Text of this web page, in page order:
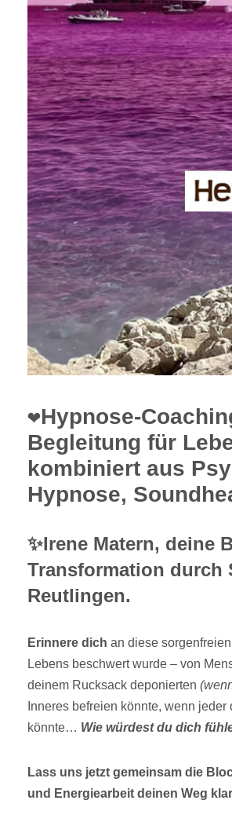
❤️Hypnose-
Begleitung für
kombiniert aus
Hypnose,
✨Irene Matern, deine
Transformation durch
Reutlingen.
Erinnere dich an diese
Lebens beschwert wurde – von
deinem Rucksack deponierten
Inneres befreien könnte, wenn
könnte… Wie würdest du dich
Lass uns jetzt gemeinsam die
und Energiearbeit deinen Weg